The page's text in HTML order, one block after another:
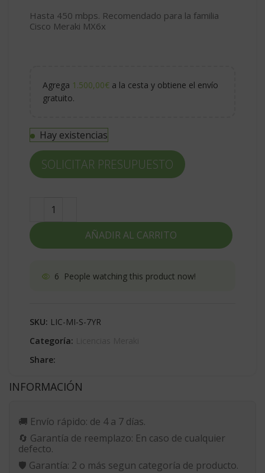
Hasta 450 mbps. Recomendado para la familia
Cisco Meraki MX6x
Agrega 1.500,00€ a la cesta y obtiene el envío
gratuito.
Hay existencias
AÑADIR AL CARRITO
SOLICITAR PRESUPUESTO
6 People watching this product now!
SKU: LIC-MI-S-7YR
Categoría:
Share:
INFORMACIÓN
🚚 Envío rápido: de 4 a 7 días.
🔄 Garantía de reemplazo: En caso de cualquier
defecto.
🛡️ Garantía: 2 o más segun categoría de producto.